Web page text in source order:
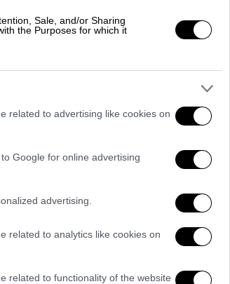
Sale, and/or Sharing
the Purposes for which it
related to advertising like cookies on
Google for online advertising
advertising.
related to analytics like cookies on
related to functionality of the website